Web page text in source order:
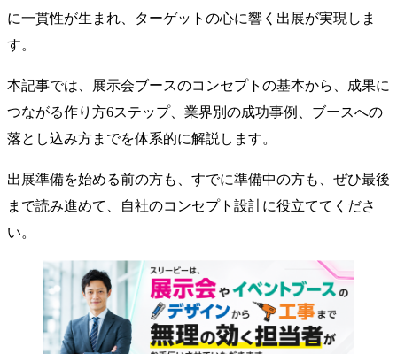
に一貫性が生まれ、ターゲットの心に響く出展が実現しま
す。
本記事では、展示会ブースのコンセプトの基本から、成果に
つながる作り方6ステップ、業界別の成功事例、ブースへの
落とし込み方までを体系的に解説します。
出展準備を始める前の方も、すでに準備中の方も、ぜひ最後
まで読み進めて、自社のコンセプト設計に役立ててくださ
い。